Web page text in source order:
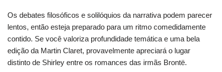
Os debates filosóficos e solilóquios da narrativa podem parecer
lentos, então esteja preparado para um ritmo comedidamente
contido. Se você valoriza profundidade temática e uma bela
edição da Martin Claret, provavelmente apreciará o lugar
distinto de Shirley entre os romances das irmãs Brontë.